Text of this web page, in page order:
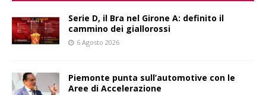
Serie D, il Bra nel Girone A: definito il
cammino dei giallorossi
6 Agosto 2026
Piemonte punta sull’automotive con le
Aree di Accelerazione